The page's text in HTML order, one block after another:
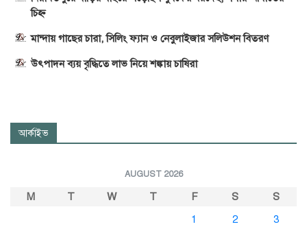
চিহ্ন
মান্দায় গাছের চারা, সিলিং ফ্যান ও নেবুলাইজার সলিউশন বিতরণ
উৎপাদন ব্যয় বৃদ্ধিতে লাভ নিয়ে শঙ্কায় চাষিরা
আর্কাইভ
AUGUST 2026
M T W T F S
S
1
2
3